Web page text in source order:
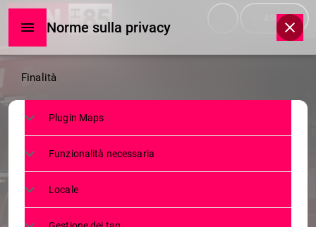
ASCOLTA
NEWS
“MERITIAMO PIÙ ATTENZIONE”.
ANCHE IN PROVINCIA I VIGILI DEL
FUOCO HANNO INCROCIATO LE
Norme sulla privacy
Norme
sulla
privacy
Finalità
Plugin Maps
Funzionalità necessaria
Locale